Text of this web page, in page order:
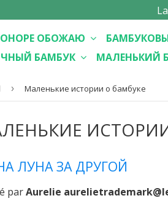
ОБОЖАЮ
БАМБУК
МАЛЕНЬКИЙ
› Маленькие истории о бамбуке
ЛУНА ЗА ДРУГОЙ
parAurelie